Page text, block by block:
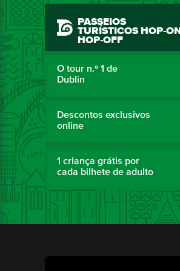
PASSEIOS
TURÍSTICOS HOP-ON
HOP-OFF
O tour n.º 1 de
Dublin
Descontos exclusivos
online
1 criança grátis por
cada bilhete de adulto